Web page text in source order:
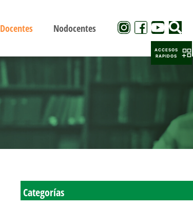
Docentes Nodocentes
Categorías
ACCESOS
RAPIDOS